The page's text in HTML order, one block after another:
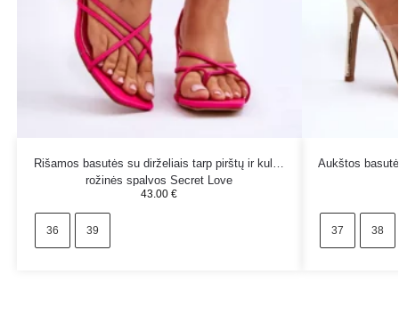
Rišamos basutės su dirželiais tarp pirštų ir kulnu
rožinės spalvos Secret Love
43.00€
36 39
Aukštos
37 38